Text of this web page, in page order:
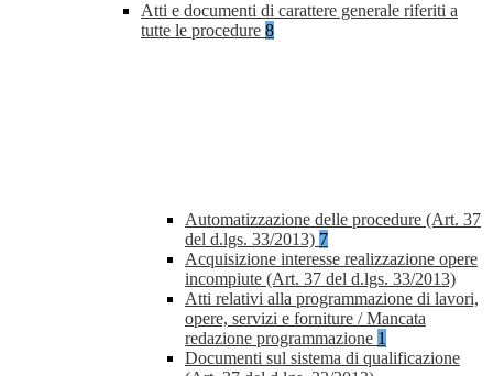
Atti e documenti di carattere generale riferiti a
tutte le procedure 8
Automatizzazione delle procedure (Art. 37
del d.lgs. 33/2013) 7
Acquisizione interesse realizzazione opere
incompiute (Art. 37 del d.lgs. 33/2013)
Atti relativi alla programmazione di lavori,
opere, servizi e forniture / Mancata
redazione programmazione 1
Documenti sul sistema di qualificazione